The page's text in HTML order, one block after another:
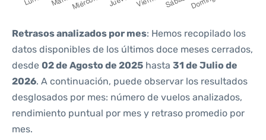
Retrasos analizados por mes: Hemos recopilado los
datos disponibles de los últimos doce meses cerrados,
desde 02 de Agosto de 2025 hasta 31 de Julio de
2026. A continuación, puede observar los resultados
desglosados por mes: número de vuelos analizados,
rendimiento puntual por mes y retraso promedio por
mes.